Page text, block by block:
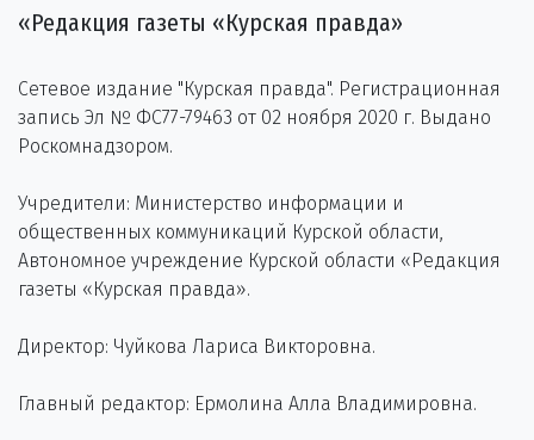
«Редакция газеты «Курская правда»
Сетевое издание "Курская правда". Регистрационная
запись Эл № ФС77-79463 от 02 ноября 2020 г. Выдано
Роскомнадзором.
Учредители: Министерство информации и
общественных коммуникаций Курской области,
Автономное учреждение Курской области «Редакция
газеты «Курская правда».
Директор: Чуйкова Лариса Викторовна.
Главный редактор: Ермолина Алла Владимировна.